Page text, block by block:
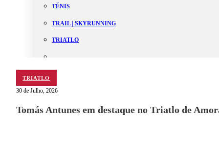
TÉNIS
TRAIL | SKYRUNNING
TRIATLO
Aluguer
Equipamento Nautico
TRIATLO
30 de Julho, 2026
Tomás Antunes em destaque no Triatlo de